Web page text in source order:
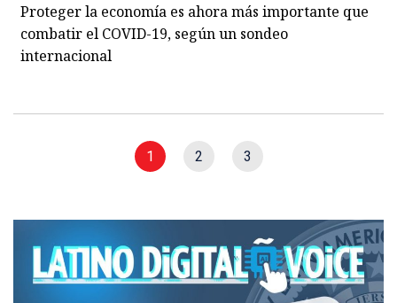
Proteger la economía es ahora más importante que
combatir el COVID-19, según un sondeo
internacional
1 2 3